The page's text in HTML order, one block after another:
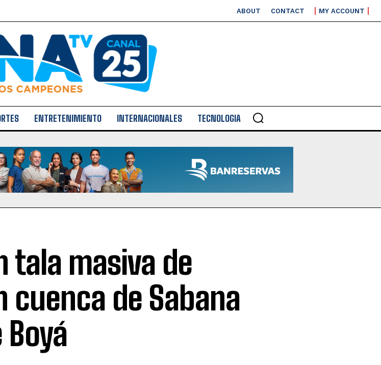
ABOUT CONTACT MY ACCOUNT
ENTRETENIMIENTO INTERNACIONALES TECNOLOGIA
tala masiva de
cuenca de Sabana